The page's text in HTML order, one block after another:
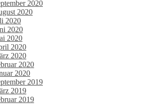
2020
2020
2020
2020
2020
2020
2020
2020
2020
2019
2019
2019